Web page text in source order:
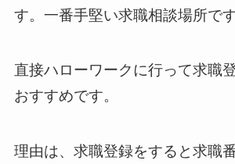
す。一番手堅い求職相談場所です
直接ハローワークに行って求職
おすすめです。
理由は、求職登録をすると求職